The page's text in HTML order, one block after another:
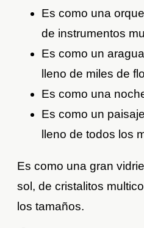
Es como una
de instrumentos
Es como un
lleno de miles de
Es como una
Es como un
lleno de todos los
Es como una gran
sol, de cristalitos
los tamaños.